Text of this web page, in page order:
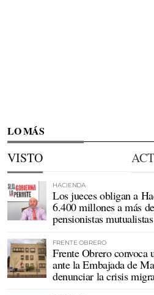
LO MÁS
VISTO
HACIENDA
Los jueces obligan a
6.400 millones a más
pensionistas mutualistas
FRENTE OBRERO
Frente Obrero convoca
ante la Embajada de
denunciar la crisis